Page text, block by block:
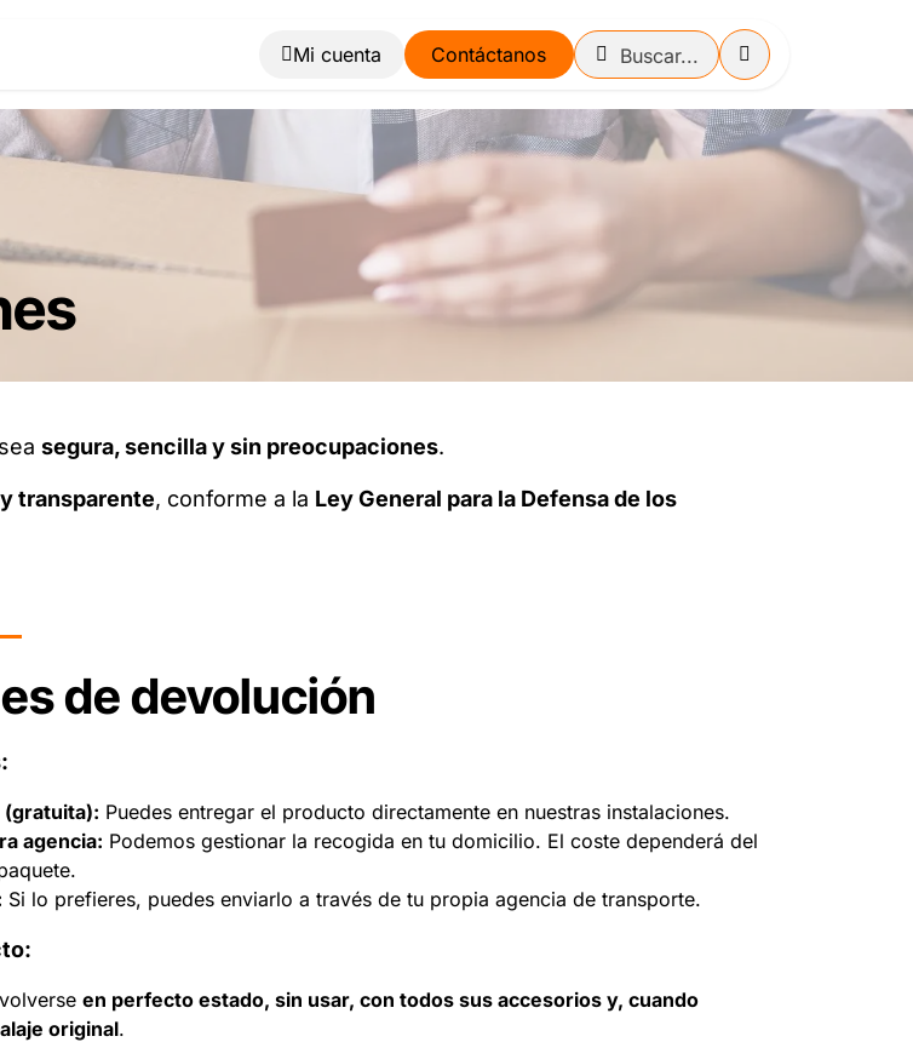
Blog Contáctanos
segura, sencilla y sin preocupaciones.
transparente, conforme a la Ley General para la Defensa de los
de devolución
(gratuita): Puedes entregar el producto directamente en nuestras instalaciones.
agencia: Podemos gestionar la recogida en tu domicilio. El coste dependerá del
Si lo prefieres, puedes enviarlo a través de tu propia agencia de transporte.
en perfecto estado, sin usar, con todos sus accesorios y, cuando
original.